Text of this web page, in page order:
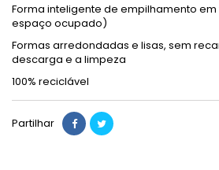
Forma inteligente de empilhamento
espaço ocupado)
Formas arredondadas e lisas, sem
descarga e a limpeza
100% reciclável
Partilhar